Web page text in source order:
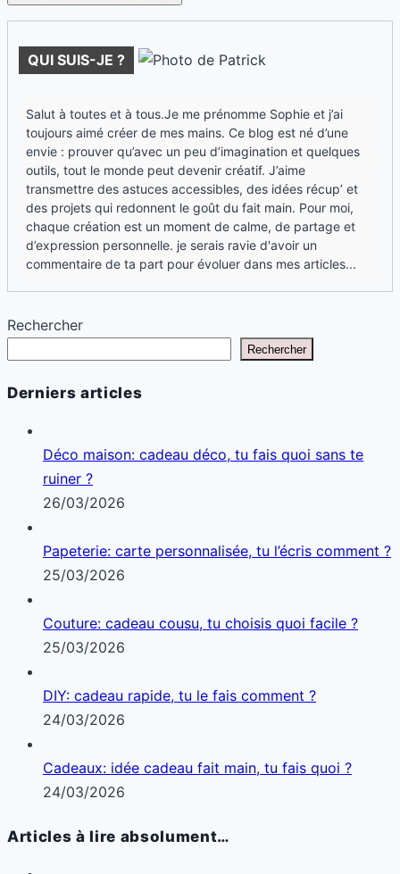
QUI SUIS-JE ?
Salut à toutes et à tous.Je me prénomme Sophie et j’ai
toujours aimé créer de mes mains. Ce blog est né d’une
envie : prouver qu’avec un peu d’imagination et quelques
outils, tout le monde peut devenir créatif. J’aime
transmettre des astuces accessibles, des idées récup’ et
des projets qui redonnent le goût du fait main. Pour moi,
chaque création est un moment de calme, de partage et
d’expression personnelle. je serais ravie d'avoir un
commentaire de ta part pour évoluer dans mes articles...
Rechercher
Rechercher
Derniers articles
Déco maison: cadeau déco, tu fais quoi sans te
ruiner ?
26/03/2026
Papeterie: carte personnalisée, tu l’écris comment ?
25/03/2026
Couture: cadeau cousu, tu choisis quoi facile ?
25/03/2026
DIY: cadeau rapide, tu le fais comment ?
24/03/2026
Cadeaux: idée cadeau fait main, tu fais quoi ?
24/03/2026
Articles à lire absolument…